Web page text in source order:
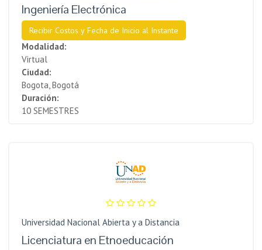
Ingeniería Electrónica
Recibir Costos y Fecha de Inicio al Instante
Modalidad:
Virtual
Ciudad:
Bogota, Bogotá
Duración:
10 SEMESTRES
Universidad Nacional Abierta y a Distancia
Licenciatura en Etnoeducación